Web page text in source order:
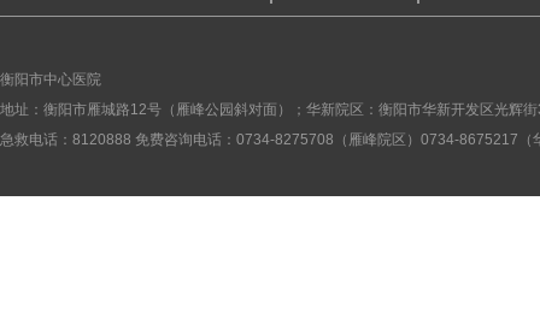
衡阳市中心医院
地址：衡阳市雁城路12号（雁峰公园斜对面）；华新院区：衡阳市华新开发区光辉
急救电话：8120888 免费咨询电话：0734-8275708（雁峰院区）0734-8675217（